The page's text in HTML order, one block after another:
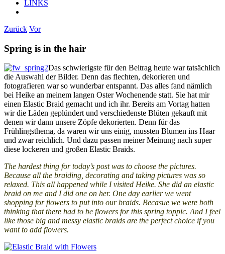
LINKS
Zurück Vor
Spring is in the hair
Das schwierigste für den Beitrag heute war tatsächlich
die Auswahl der Bilder. Denn das flechten, dekorieren und
fotografieren war so wunderbar entspannt. Das alles fand nämlich
bei Heike an meinem langen Oster Wochenende statt. Sie hat mir
einen Elastic Braid gemacht und ich ihr. Bereits am Vortag hatten
wir die Läden geplündert und verschiedenste Blüten gekauft mit
denen wir dann unsere Zöpfe dekorierten. Denn für das
Frühlingsthema, da waren wir uns einig, mussten Blumen ins Haar
und zwar reichlich. Und dazu passen meiner Meinung nach super
diese lockeren und großen Elastic Braids.
The hardest thing for today’s post was to choose the pictures.
Because all the braiding, decorating and taking pictures was so
relaxed. This all happened while I visited Heike. She did an elastic
braid on me and I did one on her. One day earlier we went
shopping for flowers to put into our braids. Becasue we were both
thinking that there had to be flowers for this spring toppic. And I feel
like those big and messy elastic braids are the perfect choice if you
want to add flowers.